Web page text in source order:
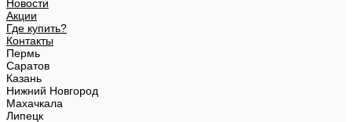
Новости
Акции
Где купить?
Контакты
Пермь
Саратов
Казань
Нижний Новгород
Махачкала
Липецк